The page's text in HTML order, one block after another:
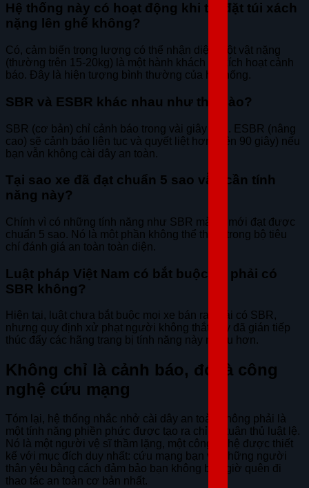
Hệ thống này có hoạt động khi tôi đặt túi xách
nặng lên ghế không?
Có, cảm biến trọng lượng có thể nhận diện một vật nặng
(thường trên 15-20kg) là một hành khách và kích hoạt cảnh
báo. Đây là hiện tượng bình thường của hệ thống.
SBR và ESBR khác nhau như thế nào?
SBR (cơ bản) chỉ cảnh báo trong vài giây đầu. ESBR (nâng
cao) sẽ cảnh báo liên tục và quyết liệt hơn (trên 90 giây) nếu
bạn vẫn không cài dây an toàn.
Tại sao xe đã đạt chuẩn 5 sao vẫn cần tính
năng này?
Chính vì có những tính năng như SBR mà xe mới đạt được
chuẩn 5 sao. Nó là một phần không thể thiếu trong bộ tiêu
chí đánh giá an toàn toàn diện.
Luật pháp Việt Nam có bắt buộc xe phải có
SBR không?
Hiện tại, luật chưa bắt buộc mọi xe bán ra phải có SBR,
nhưng quy định xử phạt người không thắt dây đã gián tiếp
thúc đẩy các hãng trang bị tính năng này nhiều hơn.
Không chỉ là cảnh báo, đó là công
nghệ cứu mạng
Tóm lại, hệ thống nhắc nhở cài dây an toàn không phải là
một tính năng phiền phức được tạo ra chỉ để tuân thủ luật lệ.
Nó là một người vệ sĩ thầm lặng, một công nghệ được thiết
kế với mục đích duy nhất: cứu mạng bạn và những người
thân yêu bằng cách đảm bảo bạn không bao giờ quên đi
thao tác an toàn cơ bản nhất.